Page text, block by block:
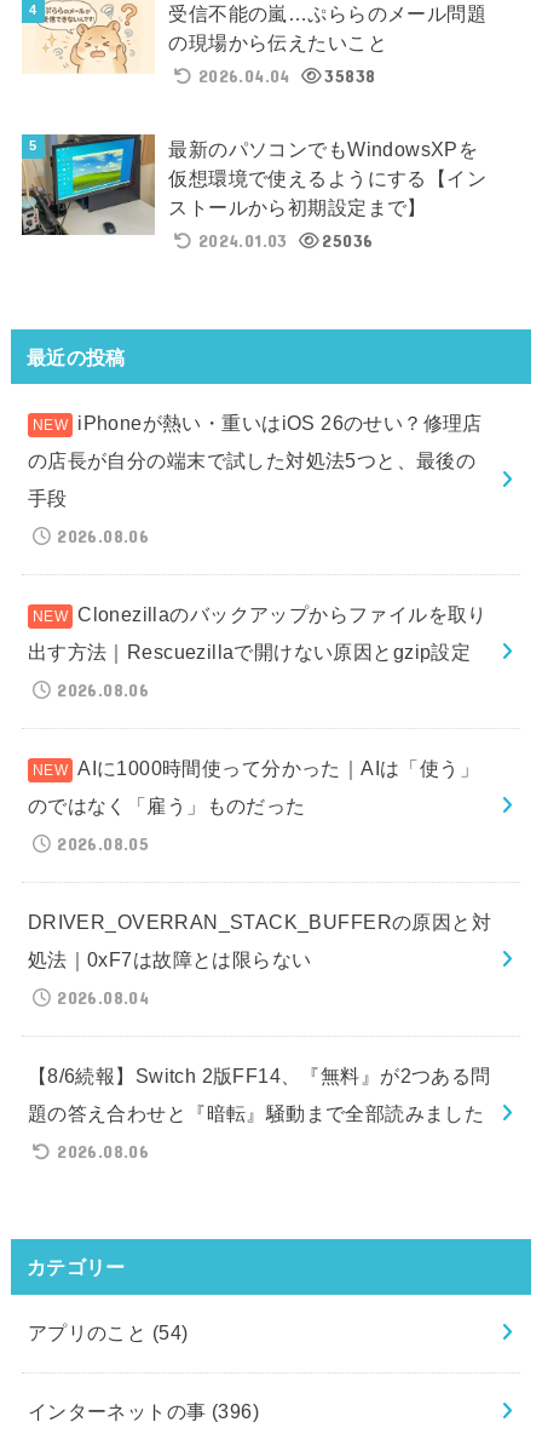
受信不能の嵐…ぷららのメール問題
の現場から伝えたいこと
2026.04.04
35838
最新のパソコンでもWindowsXPを
仮想環境で使えるようにする【イン
ストールから初期設定まで】
2024.01.03
25036
最近の投稿
iPhoneが熱い・重いはiOS 26のせい？修理店
の店長が自分の端末で試した対処法5つと、最後の
手段
2026.08.06
Clonezillaのバックアップからファイルを取り
出す方法｜Rescuezillaで開けない原因とgzip設定
2026.08.06
AIに1000時間使って分かった｜AIは「使う」
のではなく「雇う」ものだった
2026.08.05
DRIVER_OVERRAN_STACK_BUFFERの原因と対
処法｜0xF7は故障とは限らない
2026.08.04
【8/6続報】Switch 2版FF14、『無料』が2つある問
題の答え合わせと『暗転』騒動まで全部読みました
2026.08.06
カテゴリー
アプリのこと (54)
インターネットの事 (396)